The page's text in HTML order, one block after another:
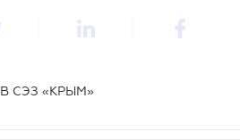
СЭЗ «КРЫМ»